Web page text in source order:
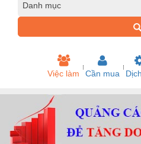
Danh mục
Việc làm Cần mua